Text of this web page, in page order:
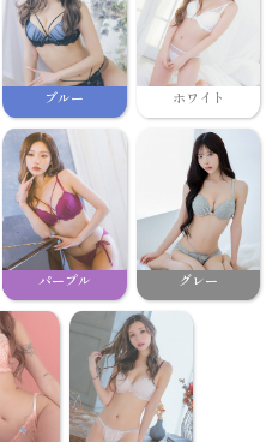
ブルー ホワイト
パープル グレー